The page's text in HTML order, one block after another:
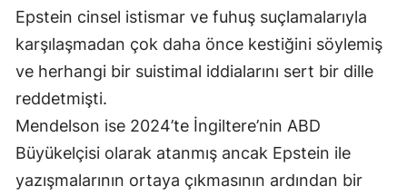
Epstein cinsel istismar ve fuhuş suçlamalarıyla
karşılaşmadan çok daha önce kestiğini söylemiş
ve herhangi bir suistimal iddialarını sert bir dille
reddetmişti.
Mendelson ise 2024’te İngiltere’nin ABD
Büyükelçisi olarak atanmış ancak Epstein ile
yazışmalarının ortaya çıkmasının ardından bir